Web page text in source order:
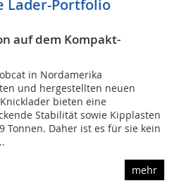
Lader-Portfolio
auf dem Kompakt-
in Nordamerika
und hergestellten neuen
bieten eine
Stabilität sowie Kipplasten
Tonnen. Daher ist es für sie kein
mehr